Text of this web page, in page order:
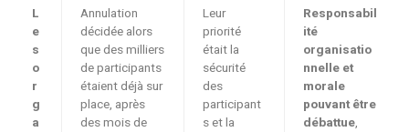
L
e
s
o
r
g
a
Annulation
décidée alors
que des milliers
de participants
étaient déjà sur
place, après
des mois de
Leur
priorité
était la
sécurité
des
participant
s et la
Responsabil
ité
organisatio
nnelle et
morale
pouvant être
débattue,